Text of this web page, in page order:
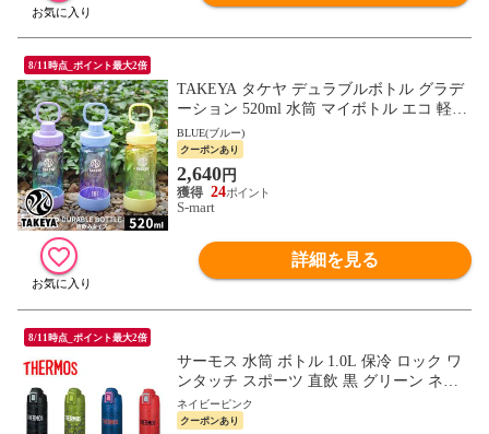
8/11時点_ポイント最大2倍
TAKEYA タケヤ デュラブルボトル グラデ
ーション 520ml 水筒 マイボトル エコ 軽量
キャリーハンドル 持ち運び ロック 直飲 ta
y-dbg52
BLUE(ブルー)
クーポンあり
2,640円
24
S-mart
詳細を見る
8/11時点_ポイント最大2倍
サーモス 水筒 ボトル 1.0L 保冷 ロック ワ
ンタッチ スポーツ 直飲 黒 グリーン ネイ
ビー レッド 真空断熱 FJI-1001 THERMOS
ネイビーピンク
クーポンあり